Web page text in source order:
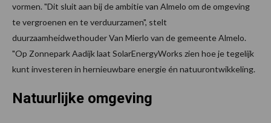
vormen. "Dit sluit aan bij de ambitie van Almelo om de omgeving
te vergroenen en te verduurzamen", stelt
duurzaamheidwethouder Van Mierlo van de gemeente Almelo.
"Op Zonnepark Aadijk laat SolarEnergyWorks zien hoe je tegelijk
kunt investeren in hernieuwbare energie én natuurontwikkeling.
Natuurlijke omgeving